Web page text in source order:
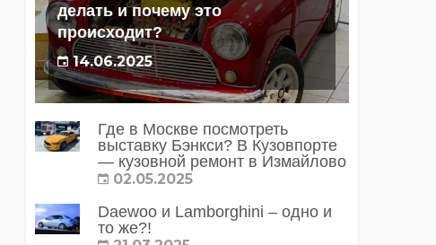
делать и почему это
происходит?
14.06.2025
Где в Москве посмотреть
выставку Бэнкси? В Кузовпорте
— кузовной ремонт в Измайлово
02.05.2025
Daewoo и Lamborghini – одно и
то же?!